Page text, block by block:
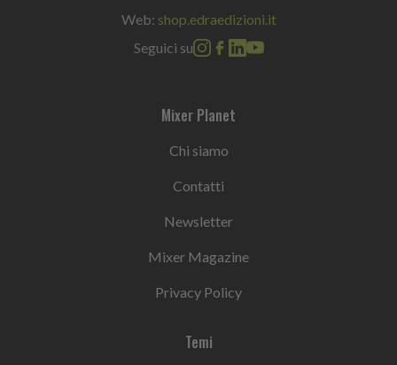
Web: shop.edraedizioni.it
Seguici su
Mixer Planet
Chi siamo
Contatti
Newsletter
Mixer Magazine
Privacy Policy
Temi